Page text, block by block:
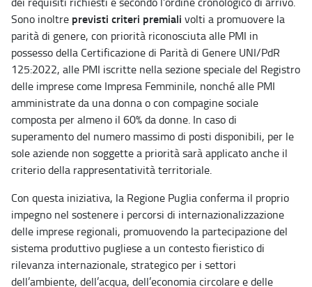
Sono inoltre previsti criteri premiali volti a promuovere la
parità di genere, con priorità riconosciuta alle PMI in
possesso della Certificazione di Parità di Genere UNI/PdR
125:2022, alle PMI iscritte nella sezione speciale del Registro
delle imprese come Impresa Femminile, nonché alle PMI
amministrate da una donna o con compagine sociale
composta per almeno il 60% da donne. In caso di
superamento del numero massimo di posti disponibili, per le
sole aziende non soggette a priorità sarà applicato anche il
criterio della rappresentatività territoriale.
Con questa iniziativa, la Regione Puglia conferma il proprio
impegno nel sostenere i percorsi di internazionalizzazione
delle imprese regionali, promuovendo la partecipazione del
sistema produttivo pugliese a un contesto fieristico di
rilevanza internazionale, strategico per i settori
dell’ambiente, dell’acqua, dell’economia circolare e delle